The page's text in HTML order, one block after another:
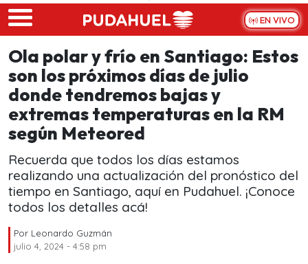
Skip to main content
EN VIVO
Ola polar y frío en Santiago: Estos
son los próximos días de julio
donde tendremos bajas y
extremas temperaturas en la RM
según Meteored
Recuerda que todos los días estamos
realizando una actualización del pronóstico del
tiempo en Santiago, aquí en Pudahuel. ¡Conoce
todos los detalles acá!
Por Leonardo Guzmán
julio 4, 2024 - 4:58 pm